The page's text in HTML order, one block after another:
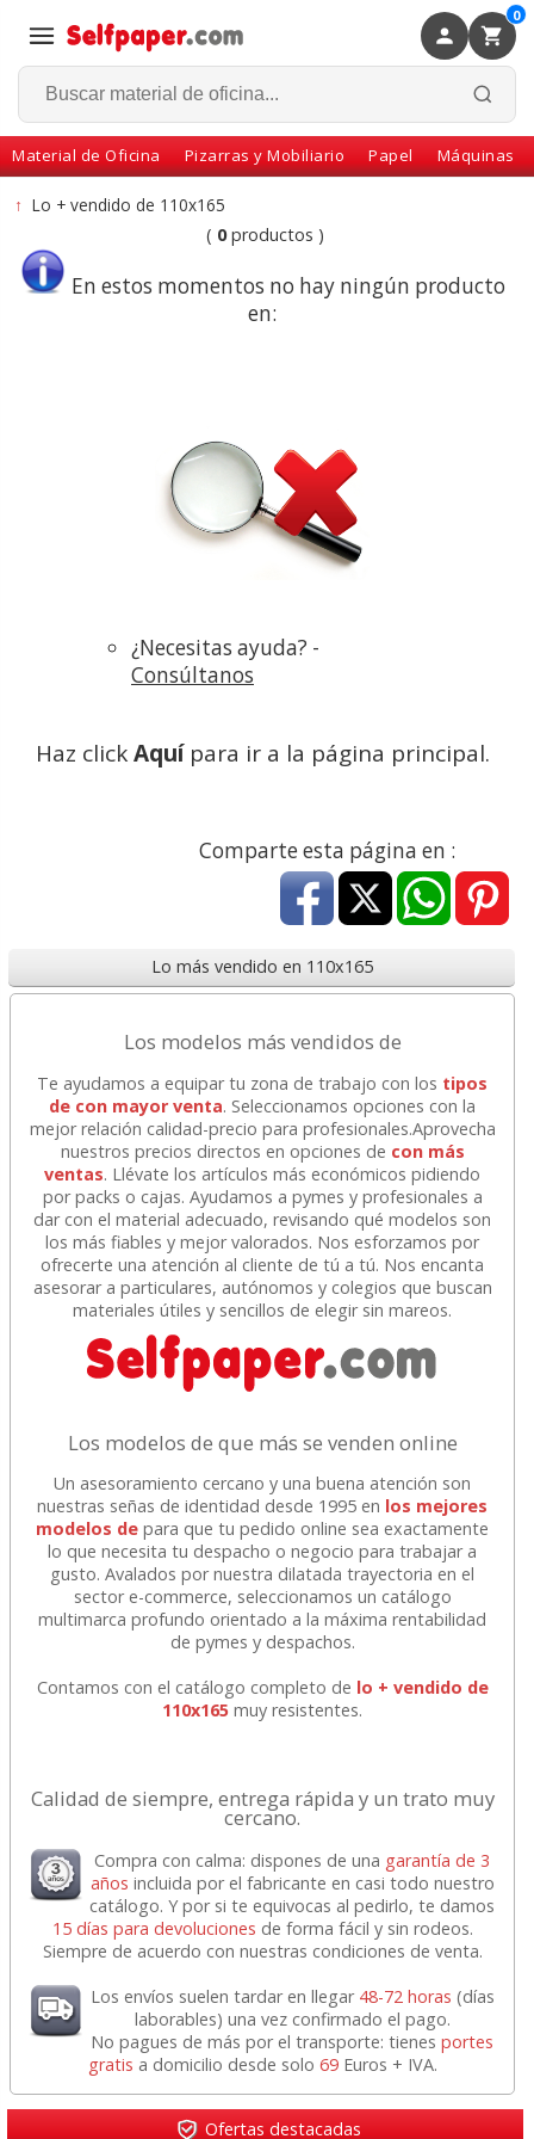
0
Material de Oficina Pizarras y Mobiliario Papel Máquinas
Volver
↑Lo + vendido de 110x165
( 0productos )
En estos momentos no hay ningún producto
en:
¿Necesitas ayuda? -
Consúltanos
Haz clickAquípara ir a la página principal.
Comparte esta página en :
Lo más vendido en 110x165
Los modelos más vendidos de
Te ayudamos a equipar tu zona de trabajo con los tipos
de con mayor venta. Seleccionamos opciones con la
mejor relación calidad-precio para profesionales.Aprovecha
nuestros precios directos en opciones de con más
ventas. Llévate los artículos más económicos pidiendo
por packs o cajas. Ayudamos a pymes y profesionales a
dar con el material adecuado, revisando qué modelos son
los más fiables y mejor valorados. Nos esforzamos por
ofrecerte una atención al cliente de tú a tú. Nos encanta
asesorar a particulares, autónomos y colegios que buscan
materiales útiles y sencillos de elegir sin mareos.
Los modelos de que más se venden online
Un asesoramiento cercano y una buena atención son
nuestras señas de identidad desde 1995 en los mejores
modelos depara que tu pedido online sea exactamente
lo que necesita tu despacho o negocio para trabajar a
gusto. Avalados por nuestra dilatada trayectoria en el
sector e-commerce, seleccionamos un catálogo
multimarca profundo orientado a la máxima rentabilidad
de pymes y despachos.
Contamos con el catálogo completo de lo + vendido de
110x165 muy resistentes.
Calidad de siempre, entrega rápida y un trato muy
cercano.
Compra con calma: dispones de una garantía de 3
años incluida por el fabricante en casi todo nuestro
catálogo. Y por si te equivocas al pedirlo, te damos
15 días para devoluciones de forma fácil y sin rodeos.
Siempre de acuerdo con nuestras condiciones de venta.
Los envíos suelen tardar en llegar 48-72 horas (días
laborables) una vez confirmado el pago.
No pagues de más por el transporte: tienesportes
gratis a domicilio desde solo 69Euros + IVA.
Ofertas destacadas